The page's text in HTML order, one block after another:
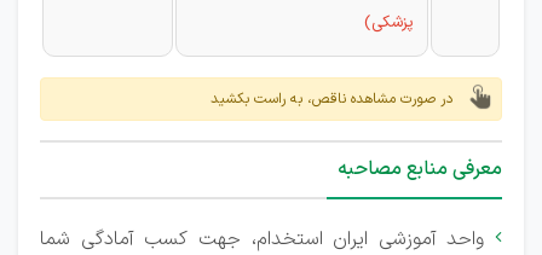
پزشکی)
در صورت مشاهده ناقص، به راست بکشید
معرفی منابع مصاحبه
 واحد آموزشی ایران استخدام، جهت کسب آمادگی شما